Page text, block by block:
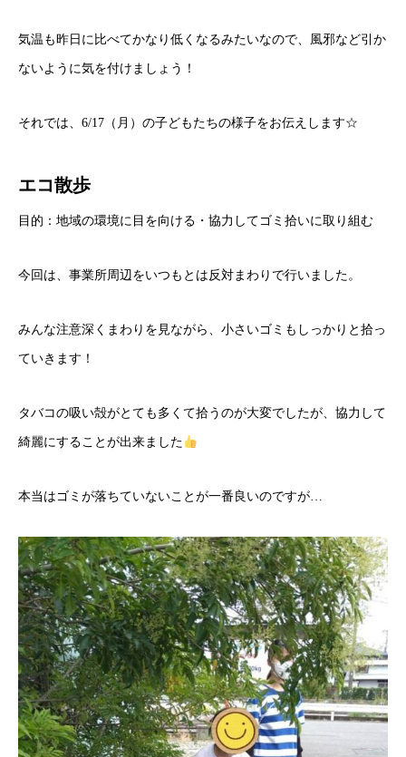
気温も昨日に比べてかなり低くなるみたいなので、風邪など引か
ないように気を付けましょう！
それでは、6/17（月）の子どもたちの様子をお伝えします☆
エコ散歩
目的：地域の環境に目を向ける・協力してゴミ拾いに取り組む
今回は、事業所周辺をいつもとは反対まわりで行いました。
みんな注意深くまわりを見ながら、小さいゴミもしっかりと拾っ
ていきます！
タバコの吸い殻がとても多くて拾うのが大変でしたが、協力して
綺麗にすることが出来ました
本当はゴミが落ちていないことが一番良いのですが…